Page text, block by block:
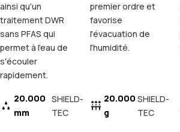
ainsi qu'un
traitement DWR
sans PFAS qui
permet à l'eau de
s'écouler
rapidement.
20.000
mm
SHIELD-
TEC
premier ordre et
favorise
l'évacuation de
l'humidité.
20.000
g
SHIELD-
TEC